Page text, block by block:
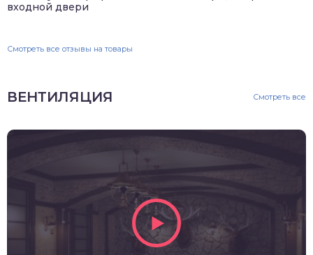
входной двери
Смотреть все отзывы на товары
ВЕНТИЛЯЦИЯ Смотреть все